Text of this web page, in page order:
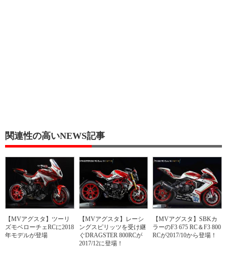
関連性の高いNEWS記事
【MVアグスタ】ツーリ
ズモベローチェRCに2018
年モデルが登場
【MVアグスタ】レーシ
ングスピリッツを受け継
ぐDRAGSTER 800RCが
2017/12に登場！
【MVアグスタ】SBKカ
ラーのF3 675 RC＆F3 800
RCが2017/10から登場！